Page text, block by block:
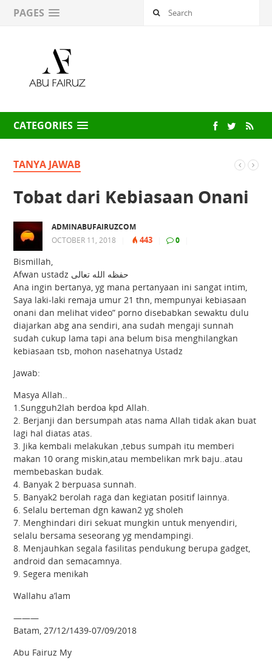
PAGES
CATEGORIES
TANYA JAWAB
Tobat dari Kebiasaan Onani
ADMINABUFAIRUZCOM
OCTOBER 11, 2018
443 0
Bismillah,
Afwan ustadz حفظه الله تعالى
Ana ingin bertanya, yg mana pertanyaan ini sangat intim,
Saya laki-laki remaja umur 21 thn, mempunyai kebiasaan
onani dan melihat video” porno disebabkan sewaktu dulu
diajarkan abg ana sendiri, ana sudah mengaji sunnah
sudah cukup lama tapi ana belum bisa menghilangkan
kebiasaan tsb, mohon nasehatnya Ustadz
Jawab:
Masya Allah..
1.Sungguh2lah berdoa kpd Allah.
2. Berjanji dan bersumpah atas nama Allah tidak akan buat
lagi hal diatas atas.
3. Jika kembali melakukan ,tebus sumpah itu memberi
makan 10 orang miskin,atau membelikan mrk baju..atau
membebaskan budak.
4. Banyak 2 berpuasa sunnah.
5. Banyak2 berolah raga dan kegiatan positif lainnya.
6. Selalu berteman dgn kawan2 yg sholeh
7. Menghindari diri sekuat mungkin untuk menyendiri,
selalu bersama seseorang yg mendampingi.
8. Menjauhkan segala fasilitas pendukung berupa gadget,
android dan semacamnya.
9. Segera menikah
Wallahu a’lam
———
Batam, 27/12/1439-07/09/2018
Abu Fairuz My